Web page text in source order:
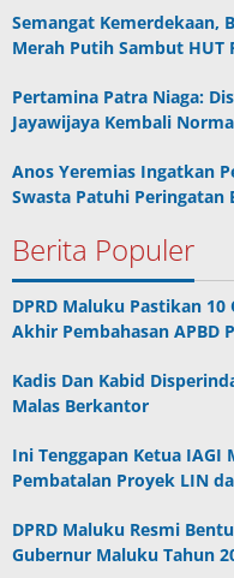
Semangat Kemerdekaan,
Merah Putih Sambut HUT
Pertamina Patra Niaga:
Jayawijaya Kembali
Anos Yeremias Ingatkan
Swasta Patuhi Peringatan
Berita Populer
DPRD Maluku Pastikan
Akhir Pembahasan APBD
Kadis Dan Kabid
Malas Berkantor
Ini Tenggapan Ketua IAGI
Pembatalan Proyek LIN
DPRD Maluku Resmi
Gubernur Maluku Tahun